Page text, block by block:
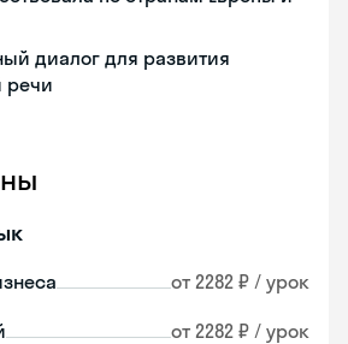
диалог для развития
речи
от 2282 ₽ / урок
от 2282 ₽ / урок